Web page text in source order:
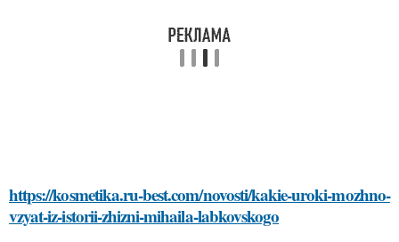
https://kosmetika.ru-best.com/novosti/kakie-uroki-mozhno-
vzyat-iz-istorii-zhizni-mihaila-labkovskogo